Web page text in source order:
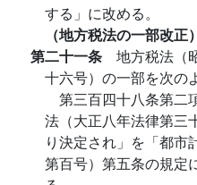
する」に改める。
（地方税法の一部改正）
第二十一条 地方税法（
十六号）の一部を次の
第三百四十八条第二
法（大正八年法律第三
り決定され」を「都市
第百号）第五条の規定